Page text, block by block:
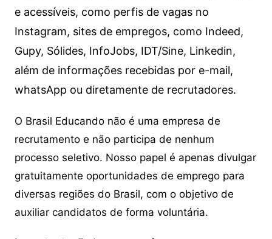
e acessíveis, como perfis de vagas no
Instagram, sites de empregos, como Indeed,
Gupy, Sólides, InfoJobs, IDT/Sine, Linkedin,
além de informações recebidas por e-mail,
whatsApp ou diretamente de recrutadores.
O Brasil Educando não é uma empresa de
recrutamento e não participa de nenhum
processo seletivo. Nosso papel é apenas divulgar
gratuitamente oportunidades de emprego para
diversas regiões do Brasil, com o objetivo de
auxiliar candidatos de forma voluntária.